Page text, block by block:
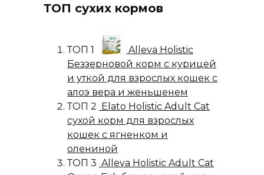
ТОП сухих кормов
ТОП 1
Alleva Holistic
Беззерновой корм с курицей
и уткой для взрослых кошек с
алоэ вера и женьшенем
ТОП 2 Elato Holistic Adult Cat
сухой корм для взрослых
кошек с ягненком и
олениной
ТОП 3 Alleva Holistic Adult Cat